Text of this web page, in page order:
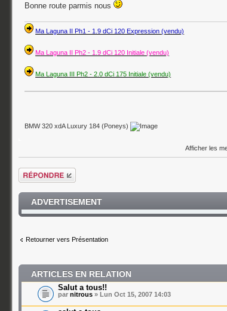
Bonne route parmis nous
Ma Laguna II Ph1 - 1.9 dCi 120 Expression (vendu)
Ma Laguna II Ph2 - 1.9 dCi 120 Initiale (vendu)
Ma Laguna III Ph2 - 2.0 dCi 175 Initiale (vendu)
BMW 320 xdA Luxury 184 (Poneys)
Afficher les
Répondre
ADVERTISEMENT
Retourner vers Présentation
ARTICLES EN RELATION
Salut a tous!!
parnitrous » Lun Oct 15, 2007 14:03